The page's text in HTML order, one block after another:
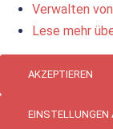
Verwalten
Lese mehr
AKZEPTIEREN
EINSTELLUNGEN